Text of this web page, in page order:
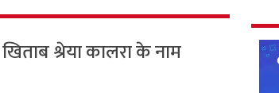
श्रेया कालरा के नाम